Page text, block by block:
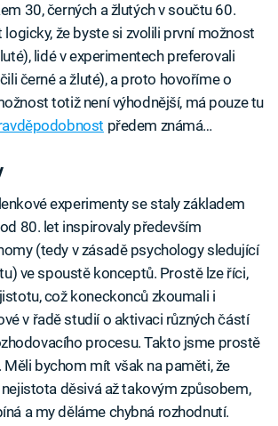
30, černých a žlutých v součtu 60.
že byste si zvolili první možnost
lidé v experimentech preferovali
černé a žluté), a proto hovoříme o
totiž není výhodnější, má pouze tu
předem známá…
experimenty se staly základem
80. let inspirovaly především
(tedy v zásadě psychology sledující
ve spoustě konceptů. Prostě lze říci,
což koneckonců zkoumali i
v řadě studií o aktivaci různých částí
procesu. Takto jsme prostě
bychom mít však na paměti, že
děsivá až takovým způsobem,
a my děláme chybná rozhodnutí.